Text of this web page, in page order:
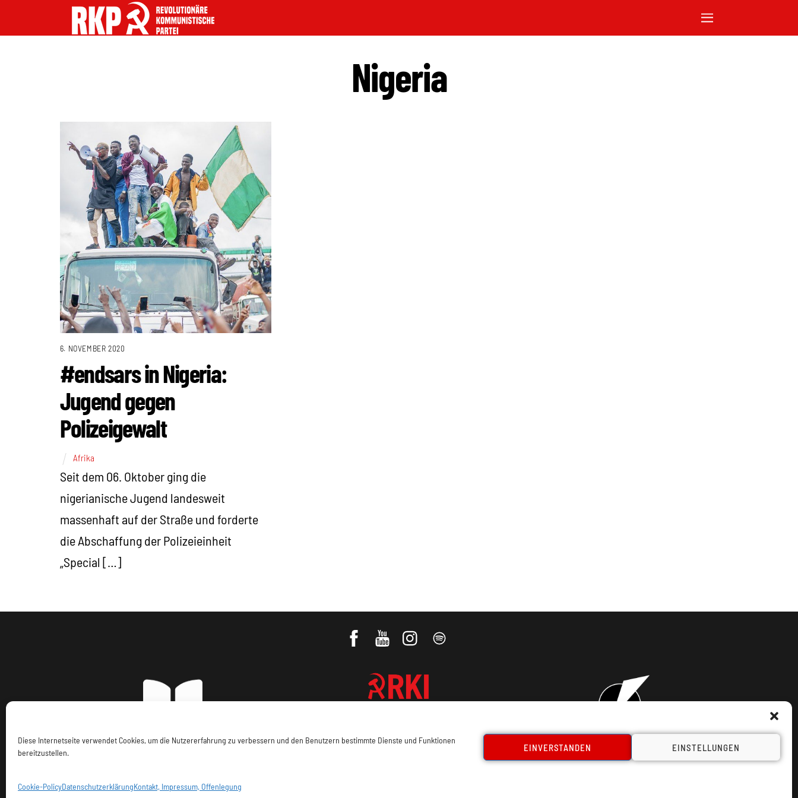
Diese Internetseite verwendet Cookies, um die Nutzererfahrung zu verbessern und den Benutzern bestimmte Dienste und Funktionen
bereitzustellen.
EINVERSTANDEN EINSTELLUNGEN
Cookie-PolicyDatenschutzerklärungKontakt, Impressum, Offenlegung
Nigeria
6. NOVEMBER 2020
#endsars in Nigeria:
Jugend gegen
Polizeigewalt
Afrika
Seit dem 06. Oktober ging die
nigerianische Jugend landesweit
massenhaft auf der Straße und forderte
die Abschaffung der Polizeieinheit
„Special […]
Datenschutz Kontakt